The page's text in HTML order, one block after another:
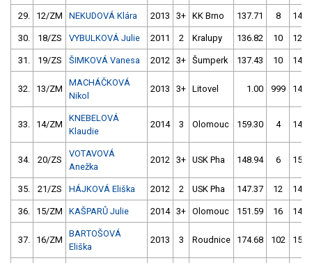
29. 12/ZM NEKUDOVÁ Klára 2013 3+ KK Brno 137.71 8
30. 18/ZS VYBULKOVÁ Julie 2011 2 Kralupy 136.82 10
31. 19/ZS ŠIMKOVÁ Vanesa 2012 3+ Šumperk 137.43 10
32. 13/ZM
MACHÁČKOVÁ
Nikol
2013 3+ Litovel 1.00 999
33. 14/ZM
KNEBELOVÁ
Klaudie
2014 3 Olomouc 159.30 4
34. 20/ZS
VOTAVOVÁ
Anežka
2012 3+ USK Pha 148.94 6
35. 21/ZS HÁJKOVÁ Eliška 2012 2 USK Pha 147.37 12
36. 15/ZM KAŠPARŮ Julie 2014 3+ Olomouc 151.59 16
37. 16/ZM
BARTOŠOVÁ
Eliška
2013 3 Roudnice 174.68 102